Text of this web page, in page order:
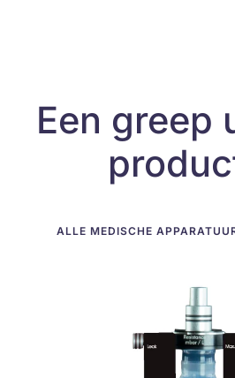
Een greep
ALLE MEDISCHE